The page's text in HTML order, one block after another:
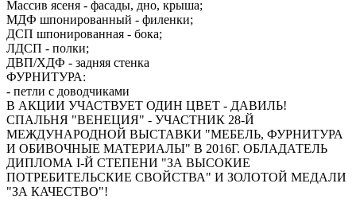
Массив ясеня - фасады, дно, крыша;
МДФ шпонированный - филенки;
ДСП шпонированная - бока;
ЛДСП - полки;
ДВП/ХДФ - задняя стенка
ФУРНИТУРА:
- петли с доводчиками
В АКЦИИ УЧАСТВУЕТ ОДИН ЦВЕТ - ДАВИЛЬ!
СПАЛЬНЯ "ВЕНЕЦИЯ" - УЧАСТНИК 28-Й
МЕЖДУНАРОДНОЙ ВЫСТАВКИ "МЕБЕЛЬ, ФУРНИТУРА
И ОБИВОЧНЫЕ МАТЕРИАЛЫ" В 2016Г. ОБЛАДАТЕЛЬ
ДИПЛОМА I-Й СТЕПЕНИ "ЗА ВЫСОКИЕ
ПОТРЕБИТЕЛЬСКИЕ СВОЙСТВА" И ЗОЛОТОЙ МЕДАЛИ
"ЗА КАЧЕСТВО"!